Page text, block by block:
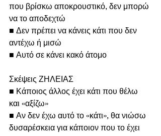
που βρίσκω αποκρουστικό, δεν μπορώ
να το αποδεχτώ
■ Δεν πρέπει να κάνεις κάτι που δεν
αντέχω ή μισώ
■ Αυτό σε κάνει κακό άτομο
Σκέψεις ΖΗΛΕΙΑΣ
■ Κάποιος άλλος έχει κάτι που θέλω
και «αξίζω»
■ Αν δεν έχω αυτό το «κάτι», θα νιώσω
δυσαρέσκεια για κάποιον που το έχει